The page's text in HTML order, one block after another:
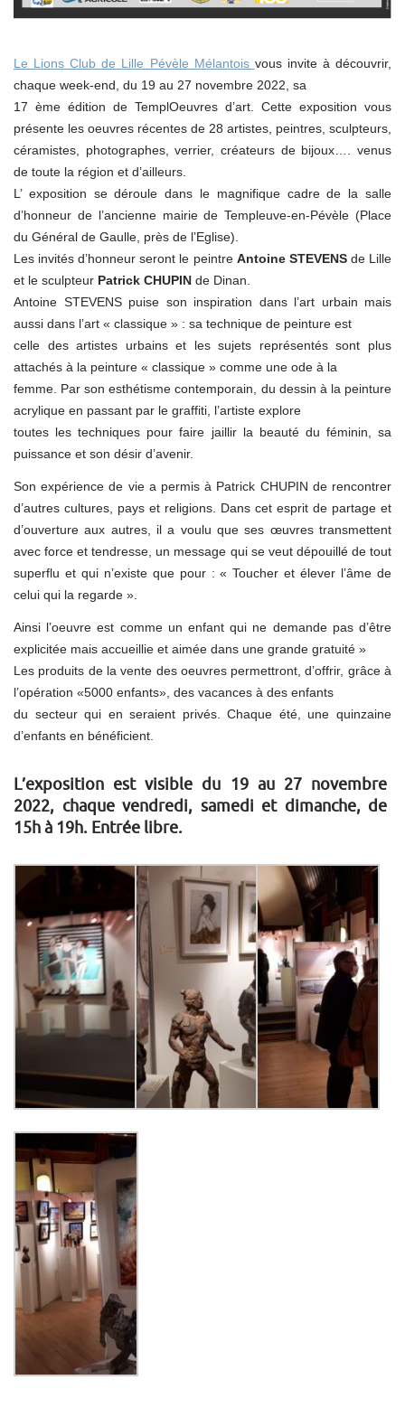
Le Lions Club de Lille Pévèle Mélantois vous invite à découvrir,
chaque week-end, du 19 au 27 novembre 2022, sa
17 ème édition de TemplOeuvres d’art. Cette exposition vous
présente les oeuvres récentes de 28 artistes, peintres, sculpteurs,
céramistes, photographes, verrier, créateurs de bijoux…. venus
de toute la région et d’ailleurs.
L’ exposition se déroule dans le magnifique cadre de la salle
d’honneur de l’ancienne mairie de Templeuve-en-Pévèle (Place
du Général de Gaulle, près de l’Eglise).
Les invités d’honneur seront le peintre Antoine STEVENSde Lille
et le sculpteur Patrick CHUPIN de Dinan.
Antoine STEVENS puise son inspiration dans l’art urbain mais
aussi dans l’art « classique » : sa technique de peinture est
celle des artistes urbains et les sujets représentés sont plus
attachés à la peinture « classique » comme une ode à la
femme. Par son esthétisme contemporain, du dessin à la peinture
acrylique en passant par le graffiti, l’artiste explore
toutes les techniques pour faire jaillir la beauté du féminin, sa
puissance et son désir d’avenir.
Son expérience de vie a permis à Patrick CHUPIN de rencontrer
d’autres cultures, pays et religions. Dans cet esprit de partage et
d’ouverture aux autres, il a voulu que ses œuvres transmettent
avec force et tendresse, un message qui se veut dépouillé de tout
superflu et qui n’existe que pour : « Toucher et élever l’âme de
celui qui la regarde ».
Ainsi l’oeuvre est comme un enfant qui ne demande pas d’être
explicitée mais accueillie et aimée dans une grande gratuité »
Les produits de la vente des oeuvres permettront, d’offrir, grâce à
l’opération «5000 enfants», des vacances à des enfants
du secteur qui en seraient privés. Chaque été, une quinzaine
d’enfants en bénéficient.
L’exposition est visible du 19 au 27 novembre
2022, chaque vendredi, samedi et dimanche, de
15h à 19h. Entrée libre.